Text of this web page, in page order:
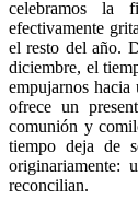
celebramos la
efectivamente
el resto del año.
diciembre, el
empujarnos hacia
ofrece un
comunión y
tiempo deja de
originariamente:
reconcilian.